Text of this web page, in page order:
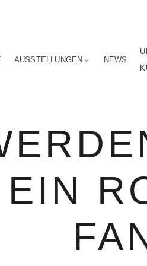
AUSSTELLUNGEN NEWS
EIN